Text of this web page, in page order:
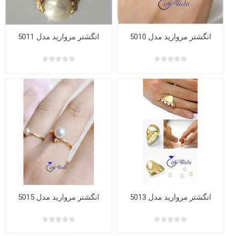
انگشتر مروارید مدل 5010 انگشتر مروارید مدل 5011
انگشتر مروارید مدل 5013 انگشتر مروارید مدل 5015